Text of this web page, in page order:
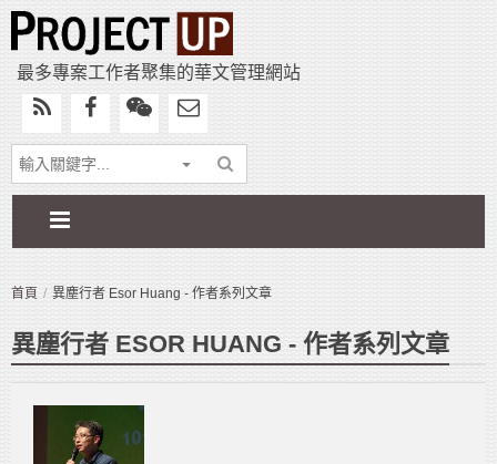
最多專案工作者聚集的華文管理網站
首頁 異塵行者 Esor Huang - 作者系列文章
異塵行者 ESOR HUANG - 作者系列文章